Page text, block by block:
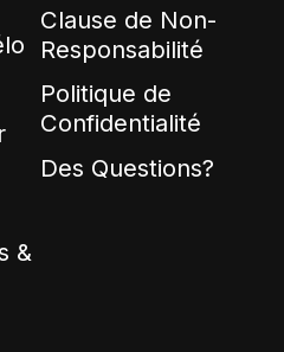
&
Clause de Non-
Responsabilité
Politique de
Confidentialité
Des Questions?